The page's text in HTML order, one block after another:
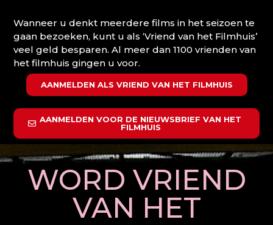
Wanneer u denkt meerdere films in het seizoen te
gaan bezoeken, kunt u als ‘Vriend van het Filmhuis’
veel geld besparen. Al meer dan 1100 vrienden van
het filmhuis gingen u voor.
AANMELDEN ALS VRIEND VAN HET FILMHUIS
AANMELDEN VOOR DE NIEUWSBRIEF VAN HET
FILMHUIS
WORD VRIEND
VAN HET